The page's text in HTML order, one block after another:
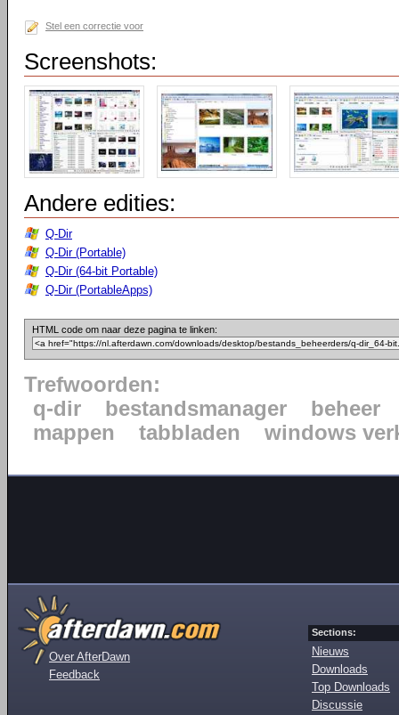
Stel een correctie voor
Screenshots:
Andere edities:
Q-Dir
Q-Dir (Portable)
Q-Dir (64-bit Portable)
Q-Dir (PortableApps)
HTML code om naar deze pagina te linken:
Trefwoorden:
q-dir
bestandsmanager
beheer
mappen
tabbladen windows
Over AfterDawn
Feedback
Sections:
Nieuws
Downloads
Top Downloads
Discussie